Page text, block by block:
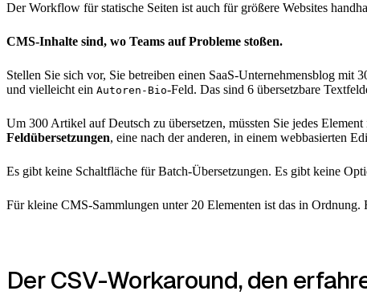
Der Workflow für statische Seiten ist auch für größere Websites
CMS-Inhalte sind, wo Teams auf Probleme stoßen.
Stellen Sie sich vor, Sie betreiben einen SaaS-Unternehmensblog mit
und vielleicht ein Autoren-Bio-Feld. Das sind 6 übersetzbare
Um 300 Artikel auf Deutsch zu übersetzen, müssten Sie jedes
Feldübersetzungen, eine nach der anderen, in einem webbasierten
Es gibt keine Schaltfläche für Batch-Übersetzungen. Es gibt keine
Für kleine CMS-Sammlungen unter 20 Elementen ist das in
Der CSV-Workaround, den